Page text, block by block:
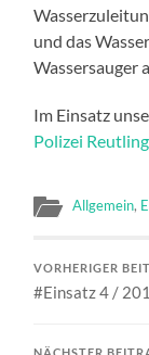
und das
Wassersauger
Im Einsatz
Polizei
Allgemein,
VORHERIGER
#Einsatz 4 /
NÄCHSTER